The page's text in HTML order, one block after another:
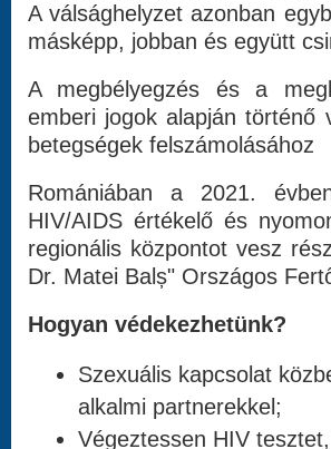
A válsághelyzet azonban
másképp, jobban és együtt
A megbélyegzés és a
emberi jogok alapján történő
betegségek felszámolásához
Romániában a 2021.
HIV/AIDS értékelő és
regionális központot vesz
Dr. Matei Balș" Országos
Hogyan védekezhetünk?
Szexuális kapcsolat
alkalmi partnerekkel;
Végeztessen HIV